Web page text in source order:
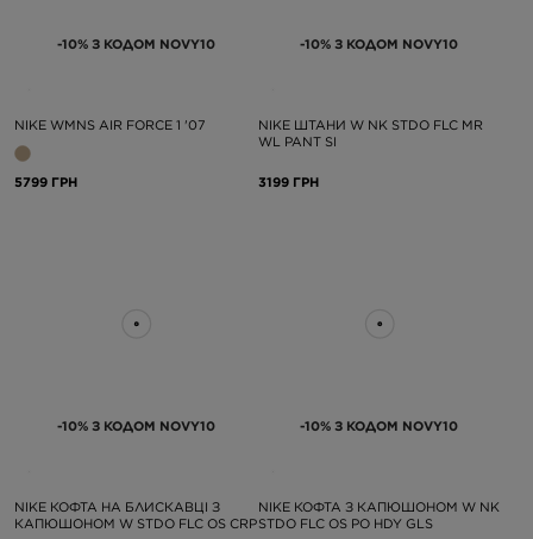
-10% З КОДОМ NOVY10
NIKE WMNS AIR FORCE 1 '07
5799 ГРН
-10% З КОДОМ NOVY10
NIKE ШТАНИ W NK STDO FLC MR
WL PANT SI
3199 ГРН
-10% З КОДОМ NOVY10
NIKE КОФТА НА БЛИСКАВЦІ З
КАПЮШОНОМ W STDO FLC OS CRP
-10% З КОДОМ NOVY10
NIKE КОФТА З КАПЮШОНОМ W NK
STDO FLC OS PO HDY GLS